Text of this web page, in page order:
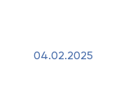
04.02.2025